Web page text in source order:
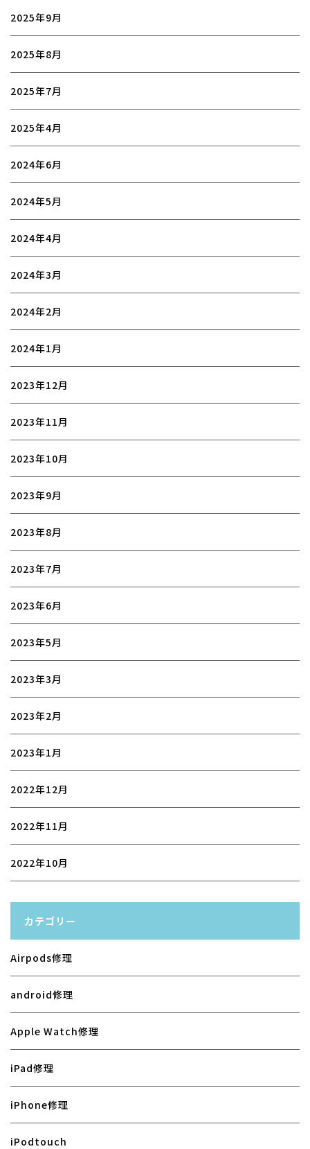
2025年9月
2025年8月
2025年7月
2025年4月
2024年6月
2024年5月
2024年4月
2024年3月
2024年2月
2024年1月
2023年12月
2023年11月
2023年10月
2023年9月
2023年8月
2023年7月
2023年6月
2023年5月
2023年3月
2023年2月
2023年1月
2022年12月
2022年11月
2022年10月
カテゴリー
Airpods修理
android修理
Apple Watch修理
iPad修理
iPhone修理
iPodtouch